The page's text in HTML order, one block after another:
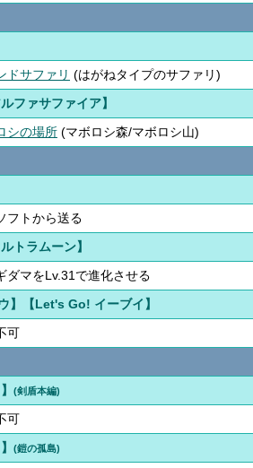
ドサファリ (はがねタイプのサファリ)
ファサファイア】
シの場所 (マボロシ森/マボロシ山)
フトから送る
トラムーン】
ダマをLv.31で進化させる
】【Let's Go! イーブイ】
可
(剣盾本編)
可
(鎧の孤島)